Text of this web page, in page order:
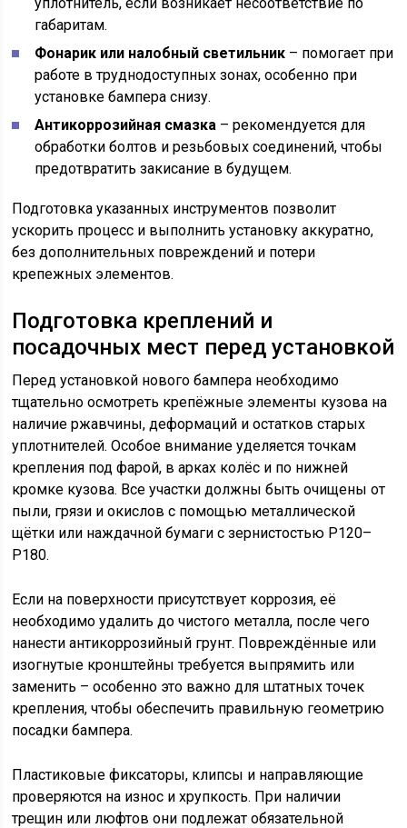
габаритам.
Фонарик или налобный светильник – помогает при
работе в труднодоступных зонах, особенно при
установке бампера снизу.
Антикоррозийная смазка – рекомендуется для
обработки болтов и резьбовых соединений, чтобы
предотвратить закисание в будущем.
Подготовка указанных инструментов позволит
ускорить процесс и выполнить установку аккуратно,
без дополнительных повреждений и потери
крепежных элементов.
Подготовка креплений и
посадочных мест перед установкой
Перед установкой нового бампера необходимо
тщательно осмотреть крепёжные элементы кузова на
наличие ржавчины, деформаций и остатков старых
уплотнителей. Особое внимание уделяется точкам
крепления под фарой, в арках колёс и по нижней
кромке кузова. Все участки должны быть очищены от
пыли, грязи и окислов с помощью металлической
щётки или наждачной бумаги с зернистостью P120–
P180.
Если на поверхности присутствует коррозия, её
необходимо удалить до чистого металла, после чего
нанести антикоррозийный грунт. Повреждённые или
изогнутые кронштейны требуется выпрямить или
заменить – особенно это важно для штатных точек
крепления, чтобы обеспечить правильную геометрию
посадки бампера.
Пластиковые фиксаторы, клипсы и направляющие
проверяются на износ и хрупкость. При наличии
трещин или люфтов они подлежат обязательной